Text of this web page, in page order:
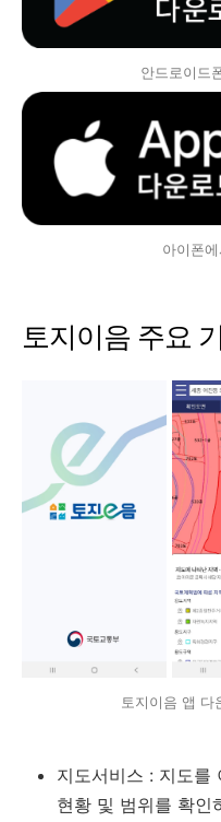
안드로이드
아이폰
토지이음 주요
토지이음 앱 다
지도서비스 : 지도를
현황 및 범위를 확인